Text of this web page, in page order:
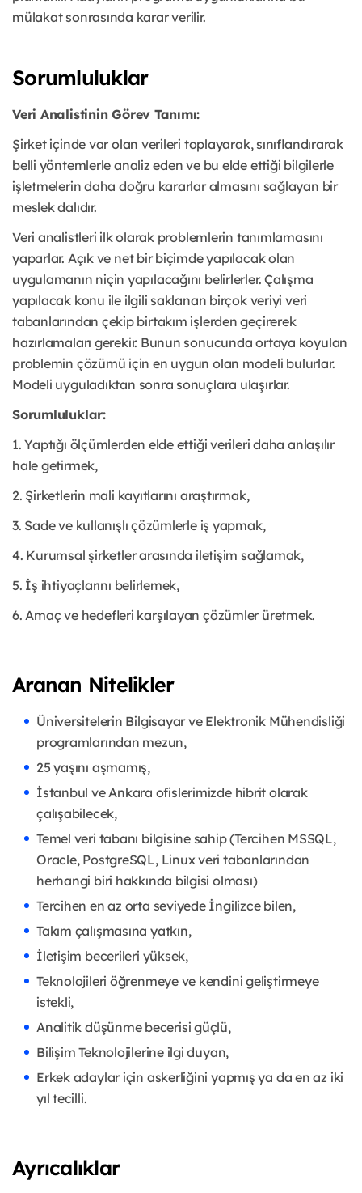
mülakat sonrasında karar verilir.
Sorumluluklar
Veri Analistinin Görev Tanımı:
Şirket içinde var olan verileri toplayarak, sınıflandırarak
belli yöntemlerle analiz eden ve bu elde ettiği bilgilerle
işletmelerin daha doğru kararlar almasını sağlayan bir
meslek dalıdır.
Veri analistleri ilk olarak problemlerin tanımlamasını
yaparlar. Açık ve net bir biçimde yapılacak olan
uygulamanın niçin yapılacağını belirlerler. Çalışma
yapılacak konu ile ilgili saklanan birçok veriyi veri
tabanlarından çekip birtakım işlerden geçirerek
hazırlamaları gerekir. Bunun sonucunda ortaya koyulan
problemin çözümü için en uygun olan modeli bulurlar.
Modeli uyguladıktan sonra sonuçlara ulaşırlar.
Sorumluluklar:
1. Yaptığı ölçümlerden elde ettiği verileri daha anlaşılır
hale getirmek,
2. Şirketlerin mali kayıtlarını araştırmak,
3. Sade ve kullanışlı çözümlerle iş yapmak,
4. Kurumsal şirketler arasında iletişim sağlamak,
5. İş ihtiyaçlarını belirlemek,
6. Amaç ve hedefleri karşılayan çözümler üretmek.
Aranan Nitelikler
Üniversitelerin Bilgisayar ve Elektronik Mühendisliği
programlarından mezun,
25 yaşını aşmamış,
İstanbul ve Ankara ofislerimizde hibrit olarak
çalışabilecek,
Temel veri tabanı bilgisine sahip (Tercihen MSSQL,
Oracle, PostgreSQL, Linux veri tabanlarından
herhangi biri hakkında bilgisi olması)
Tercihen en az orta seviyede İngilizce bilen,
Takım çalışmasına yatkın,
İletişim becerileri yüksek,
Teknolojileri öğrenmeye ve kendini geliştirmeye
istekli,
Analitik düşünme becerisi güçlü,
Bilişim Teknolojilerine ilgi duyan,
Erkek adaylar için askerliğini yapmış ya da en az iki
yıl tecilli.
Ayrıcalıklar